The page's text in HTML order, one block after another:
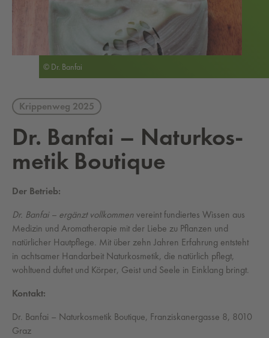
Krippenweg 2025
Dr. Ban­fai – Na­tur­kos­
me­tik Bou­tique
Der Betrieb:
Dr. Banfai – ergänzt vollkommenvereint fundiertes Wissen aus
Medizin und Aromatherapie mit der Liebe zu Pflanzen und
natürlicher Hautpflege. Mit über zehn Jahren Erfahrung entsteht
in achtsamer Handarbeit Naturkosmetik, die natürlich pflegt,
wohltuend duftet und Körper, Geist und Seele in Einklang bringt.
Kontakt:
Dr. Banfai – Naturkosmetik Boutique, Franziskanergasse 8, 8010
Graz
© Dr. Banfai